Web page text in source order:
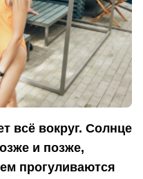
всё вокруг. Солнце
и позже,
прогуливаются